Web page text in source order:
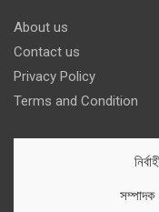
About us
Contact us
Privacy Policy
Terms and Condition